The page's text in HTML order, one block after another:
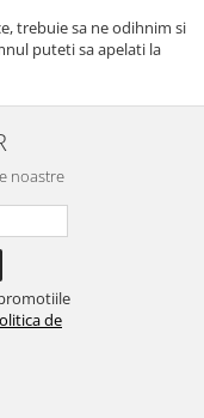
trebuie sa ne odihnim si
puteti sa apelati la
noastre
de